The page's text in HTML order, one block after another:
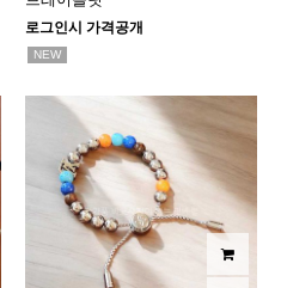
로그인시 가격공개
NEW